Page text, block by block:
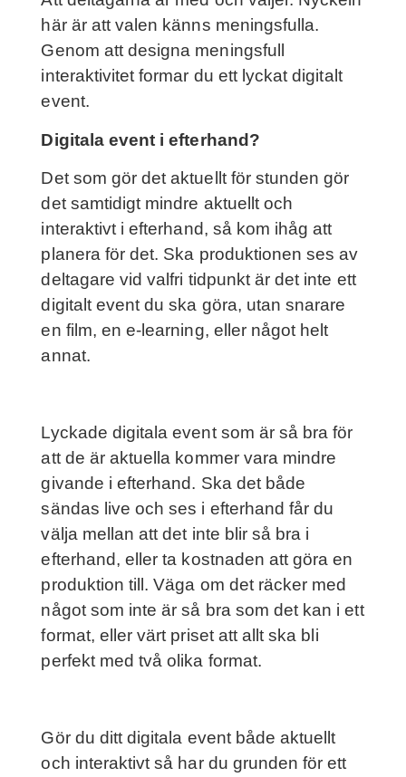
här är att valen känns meningsfulla.
Genom att designa meningsfull
interaktivitet formar du ett lyckat digitalt
event.
Digitala event i efterhand?
Det som gör det aktuellt för stunden gör
det samtidigt mindre aktuellt och
interaktivt i efterhand, så kom ihåg att
planera för det. Ska produktionen ses av
deltagare vid valfri tidpunkt är det inte ett
digitalt event du ska göra, utan snarare
en film, en e-learning, eller något helt
annat.
Lyckade digitala event som är så bra för
att de är aktuella kommer vara mindre
givande i efterhand. Ska det både
sändas live och ses i efterhand får du
välja mellan att det inte blir så bra i
efterhand, eller ta kostnaden att göra en
produktion till. Väga om det räcker med
något som inte är så bra som det kan i ett
format, eller värt priset att allt ska bli
perfekt med två olika format.
Gör du ditt digitala event både aktuellt
och interaktivt så har du grunden för ett